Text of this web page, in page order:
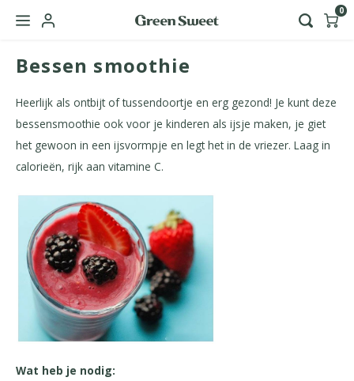
Hoofdmenu / green sweet zakelijk
Nederlands
English
0
Bessen smoothie
Heerlijk als ontbijt of tussendoortje en erg gezond! Je kunt deze
bessensmoothie ook voor je kinderen als ijsje maken, je giet
het gewoon in een ijsvormpje en legt het in de vriezer. Laag in
calorieën, rijk aan vitamine C.
Wat heb je nodig: